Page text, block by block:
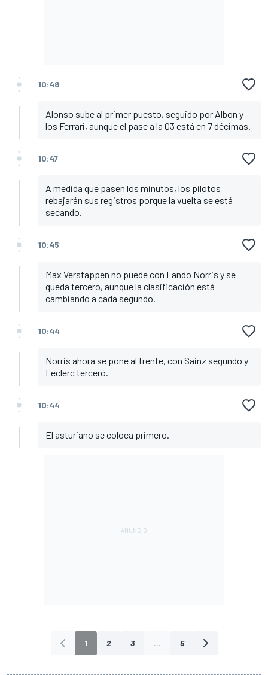
10:48
Alonso sube al primer puesto, seguido por Albon y
los Ferrari, aunque el pase a la Q3 está en 7 décimas.
10:47
A medida que pasen los minutos, los pilotos
rebajarán sus registros porque la vuelta se está
secando.
10:45
Max Verstappen no puede con Lando Norris y se
queda tercero, aunque la clasificación está
cambiando a cada segundo.
10:44
Norris ahora se pone al frente, con Sainz segundo y
Leclerc tercero.
10:44
El asturiano se coloca primero.
1 2 3 ... 5